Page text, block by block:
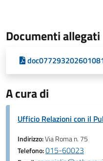
Documenti allegati
A cura di
Ufficio Relazioni con il
Indirizzo:Via Roma n. 75
Telefono:015-60023